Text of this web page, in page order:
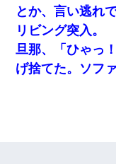
とか、言い逃れ
リビング突入。
旦那、「ひゃっ
げ捨てた。ソファ